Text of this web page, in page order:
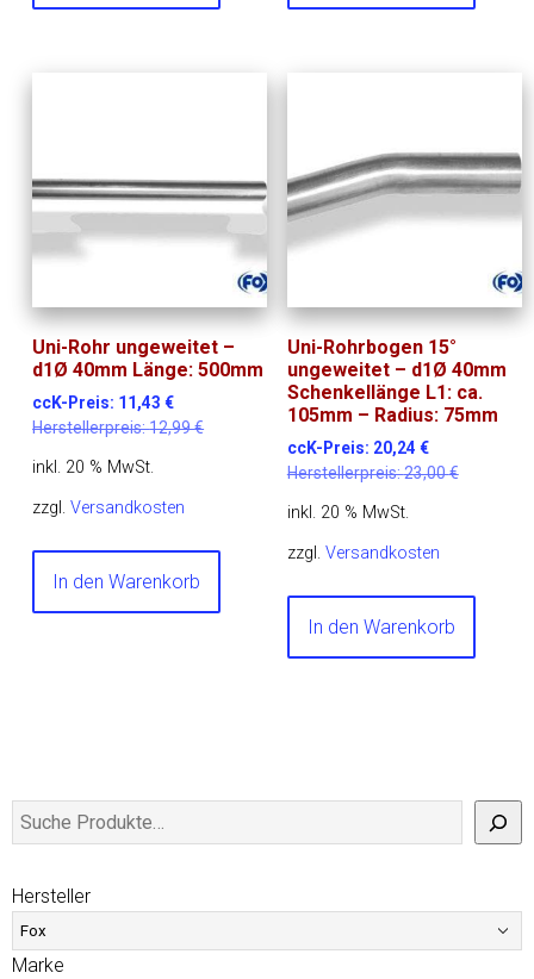
Uni-Rohr ungeweitet –
d1Ø 40mm Länge: 500mm
ccK-Preis: 11,43€
Herstellerpreis:12,99€
inkl. 20 % MwSt.
zzgl.Versandkosten
In den Warenkorb
Uni-Rohrbogen 15°
ungeweitet – d1Ø 40mm
Schenkellänge L1: ca.
105mm – Radius: 75mm
ccK-Preis: 20,24 €
Herstellerpreis:23,00€
inkl. 20 % MwSt.
zzgl. Versandkosten
In den Warenkorb
Hersteller
Marke